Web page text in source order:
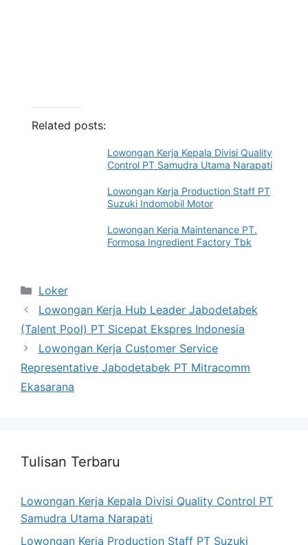
Related posts:
Lowongan Kerja Kepala Divisi Quality
Control PT Samudra Utama Narapati
Lowongan Kerja Production Staff PT
Suzuki Indomobil Motor
Lowongan Kerja Maintenance PT.
Formosa Ingredient Factory Tbk
Categories
Loker
Lowongan Kerja Hub Leader Jabodetabek
(Talent Pool) PT Sicepat Ekspres Indonesia
Lowongan Kerja Customer Service
Representative Jabodetabek PT Mitracomm
Ekasarana
Tulisan Terbaru
Lowongan Kerja Kepala Divisi Quality Control PT
Samudra Utama Narapati
Lowongan Kerja Production Staff PT Suzuki